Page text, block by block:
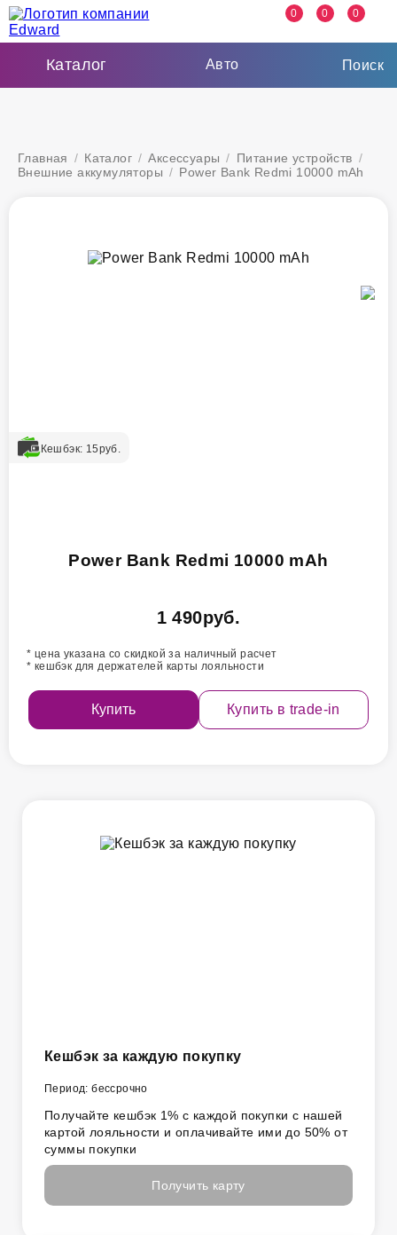
0 0 0
Каталог Авто Поиск
Главная / Каталог / Аксессуары / Питание устройств /
Внешние аккумуляторы / Power Bank Redmi 10000 mAh
Кешбэк: 15руб.
Power Bank Redmi 10000 mAh
1 490руб.
* цена указана со скидкой за наличный расчет
* кешбэк для держателей карты лояльности
Купить Купить в trade-in
Кешбэк за каждую покупку
Период: бессрочно
Получайте кешбэк 1% с каждой покупки с нашей
картой лояльности и оплачивайте ими до 50% от
суммы покупки
Получить карту